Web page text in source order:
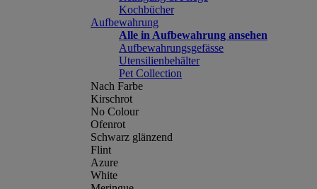
Kochbücher
Aufbewahrung
Alle in Aufbewahrung ansehen
Aufbewahrungsgefässe
Utensilienbehälter
Pet Collection
Nach Farbe
Kirschrot
No Colour
Ofenrot
Schwarz glänzend
Flint
Azure
White